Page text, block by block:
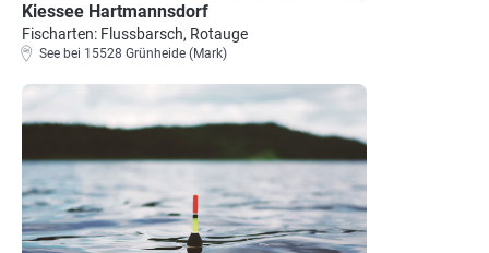
Kiessee Hartmannsdorf
Fischarten: Flussbarsch, Rotauge
See bei 15528 Grünheide (Mark)